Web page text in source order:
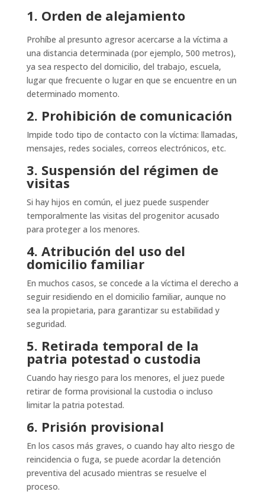
1. Orden de alejamiento
Prohíbe al presunto agresor acercarse a la víctima a
una distancia determinada (por ejemplo, 500 metros),
ya sea respecto del domicilio, del trabajo, escuela,
lugar que frecuente o lugar en que se encuentre en un
determinado momento.
2. Prohibición de comunicación
Impide todo tipo de contacto con la víctima: llamadas,
mensajes, redes sociales, correos electrónicos, etc.
3. Suspensión del régimen de
visitas
Si hay hijos en común, el juez puede suspender
temporalmente las visitas del progenitor acusado
para proteger a los menores.
4. Atribución del uso del
domicilio familiar
En muchos casos, se concede a la víctima el derecho a
seguir residiendo en el domicilio familiar, aunque no
sea la propietaria, para garantizar su estabilidad y
seguridad.
5. Retirada temporal de la
patria potestad o custodia
Cuando hay riesgo para los menores, el juez puede
retirar de forma provisional la custodia o incluso
limitar la patria potestad.
6. Prisión provisional
En los casos más graves, o cuando hay alto riesgo de
reincidencia o fuga, se puede acordar la detención
preventiva del acusado mientras se resuelve el
proceso.